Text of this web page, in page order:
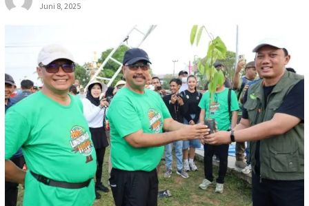
Juni 8, 2025